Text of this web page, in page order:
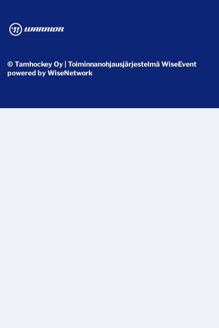
© Tamhockey Oy | ToiminnanohjausjärjestelmäWiseEvent
powered byWiseNetwork